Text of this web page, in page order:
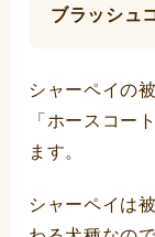
ブラッシュ
シャーペイの
「ホースコー
ます。
シャーペイは